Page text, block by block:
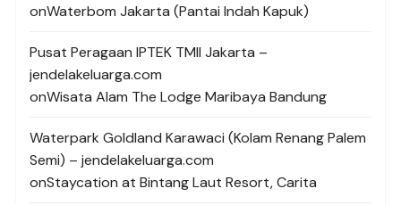
onWaterbom Jakarta (Pantai Indah Kapuk)
Pusat Peragaan IPTEK TMII Jakarta –
jendelakeluarga.com
onWisata Alam The Lodge Maribaya Bandung
Waterpark Goldland Karawaci (Kolam Renang Palem
Semi) – jendelakeluarga.com
onStaycation at Bintang Laut Resort, Carita